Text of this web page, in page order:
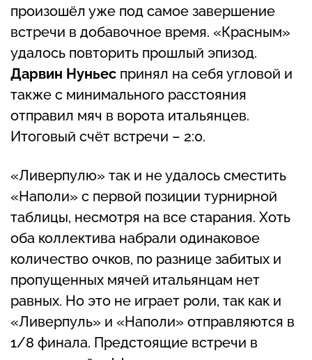
произошёл уже под самое завершение
встречи в добавочное время. «Красным»
удалось повторить прошлый эпизод.
Дарвин Нуньес принял на себя угловой и
также с минимального расстояния
отправил мяч в ворота итальянцев.
Итоговый счёт встречи­ – 2:0.
«Ливерпулю» так и не удалось сместить
«Наполи» с первой позиции турнирной
таблицы, несмотря на все старания. Хоть
оба коллектива набрали одинаковое
количество очков, по разнице забитых и
пропущенных мячей итальянцам нет
равных. Но это не играет роли, так как и
«Ливерпуль» и «Наполи» отправляются в
1/8 финала. Предстоящие встречи в